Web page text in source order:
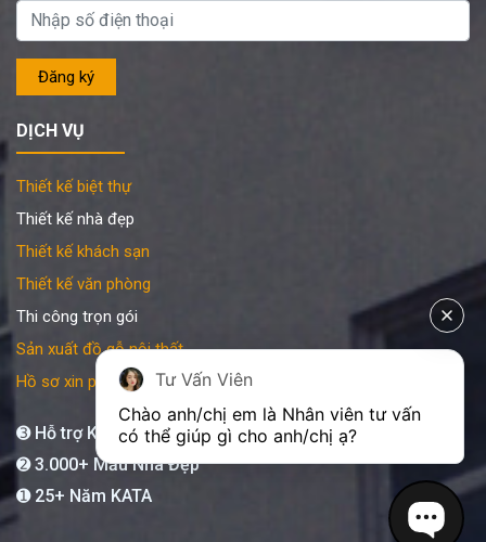
DỊCH VỤ
Thiết kế biệt thự
Thiết kế nhà đẹp
Thiết kế khách sạn
Thiết kế văn phòng
Thi công trọn gói
Sản xuất đồ gỗ nội thất
Hồ sơ xin phép xây dựng
➌ Hỗ trợ KATA 24/7
➋ 3.000+ Mẫu Nhà Đẹp
➊ 25+ Năm KATA
Tư Vấn Viên
Chào anh/chị em là Nhân viên tư vấn
có thể giúp gì cho anh/chị ạ?